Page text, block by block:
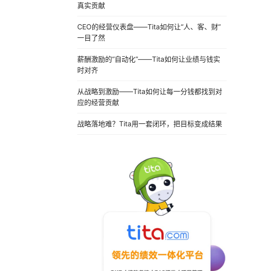
真实贡献
CEO的经营仪表盘——Tita如何让“人、客、财”
一目了然
薪酬激励的“自动化”——Tita如何让业绩与钱实
时对齐
从战略到激励——Tita如何让每一分钱都找到对
应的经营贡献
战略落地难？Tita用一套闭环，把目标变成结果